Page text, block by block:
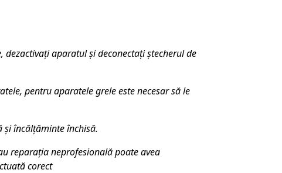
aparatul și deconectați ștecherul de
pentru aparatele grele este necesar să le
încălțăminte închisă.
reparația neprofesională poate avea
corect